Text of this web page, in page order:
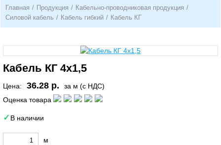
Главная / Продукция / Кабельно-проводниковая продукция /
Силовой кабель / Кабель гибкий / Кабель КГ
Кабель КГ 4х1,5
Цена: 36.28 р.
за м (с НДС)
Оценка товара
В наличии
м